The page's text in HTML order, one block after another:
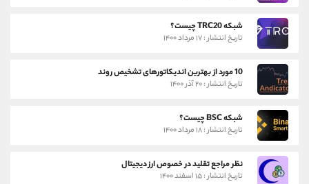
شبکه TRC20 چیست؟
تاریخ انتشار : ۱۷ مرداد ۱۴۰۰
10 مورد از بهترین اندیکاتورهای تشخیص روند
تاریخ انتشار : ۲۰ آذر ۱۴۰۰
شبکه BSC چیست؟
تاریخ انتشار : ۱۸ مرداد ۱۴۰۰
نظر مراجع تقلید در خصوص ارز دیجیتال
تاریخ انتشار : ۱۵ اسفند ۱۴۰۰